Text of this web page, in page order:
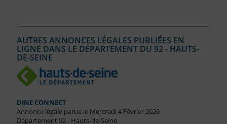
AUTRES ANNONCES LÉGALES PUBLIÉES EN
LIGNE DANS LE DÉPARTEMENT DU 92 - HAUTS-
DE-SEINE
DINE CONNECT
Annonce légale parue le Mercredi 4 Février 2026
Département 92 - Hauts-de-Seine